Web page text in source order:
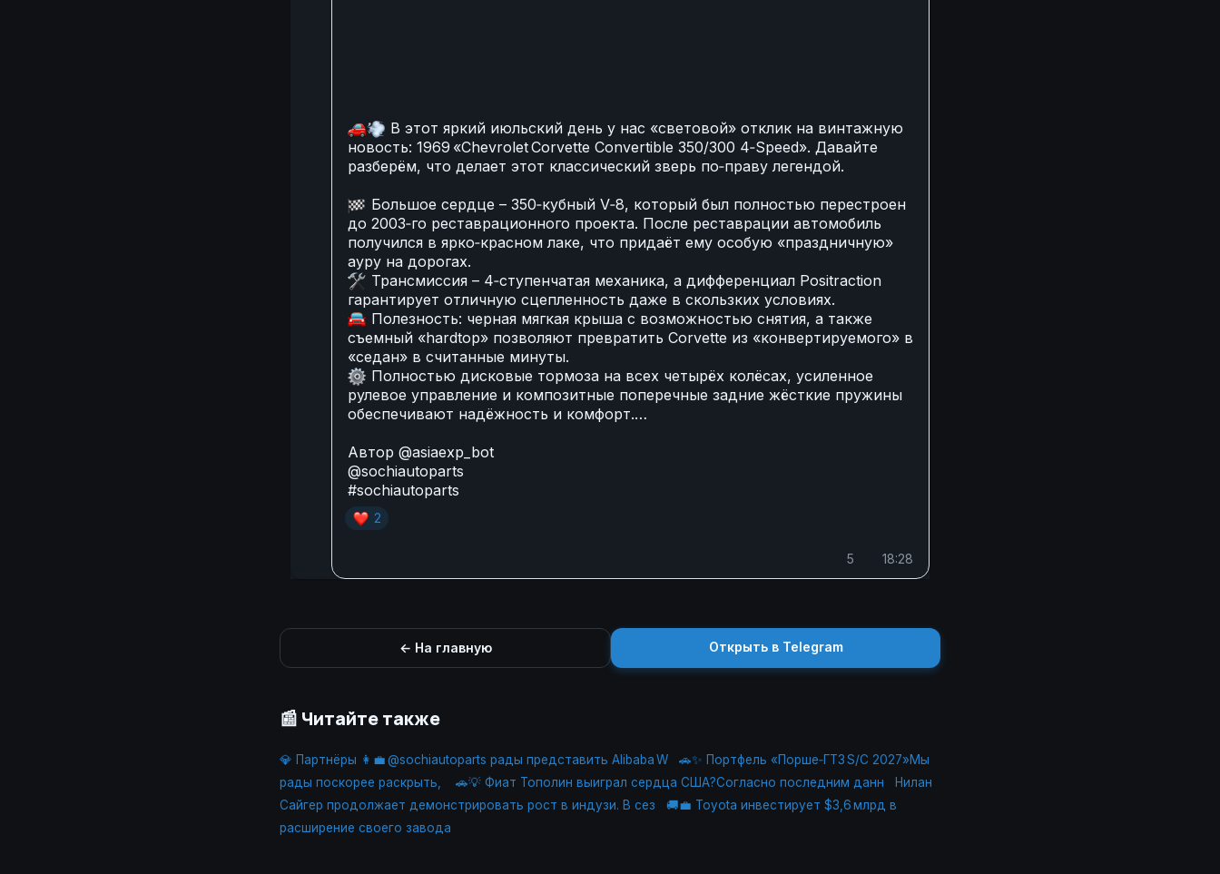
🚗
💨В этот яркий июльский день у нас «световой» отклик на винтажную
новость: 1969 «Chevrolet Corvette Convertible 350/300 4‑Speed». Давайте
разберём, что делает этот классический зверь по‑праву легендой.
🏁Большое сердце – 350‑кубный V‑8, который был полностью перестроен
до 2003‑го реставрационного проекта. После реставрации автомобиль
получился в ярко‑красном лаке, что придаёт ему особую «праздничную»
ауру на дорогах.
🛠️Трансмиссия – 4‑ступенчатая механика, а дифференциал Positraction
гарантирует отличную сцепленность даже в скользких условиях.
🚘Полезность: черная мягкая крыша с возможностью снятия, а также
съемный «hardtop» позволяют превратить Corvette из «конвертируемого» в
«седан» в считанные минуты.
⚙️Полностью дисковые тормоза на всех четырёх колёсах, усиленное
рулевое управление и композитные поперечные задние жёсткие пружины
обеспечивают надёжность и комфорт.…
Автор @asiaexp_bot
@sochiautoparts
#sochiautoparts
❤
2
5 18:28
← На главную Открыть в Telegram
📰 Читайте также
💎 Партнёры 👩‍💼 @sochiautoparts рады представить Alibaba W
🚗✨ Портфель «Порше‑ГТ3 S/C 2027»Мы
рады поскорее раскрыть,
🚗💡 Фиат Тополин выиграл сердца США?Согласно последним данн
Нилан
Сайгер продолжает демонстрировать рост в индузи. В сез
🚚💼 Toyota инвестирует $3,6 млрд в
расширение своего завода